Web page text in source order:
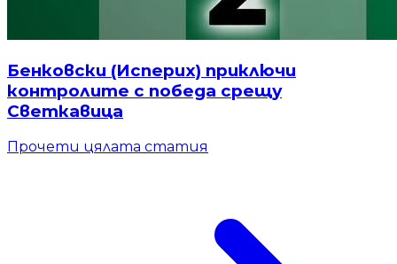
Бенковски (Исперих) приключи
контролите с победа срещу
Светкавица
Прочети цялата статия